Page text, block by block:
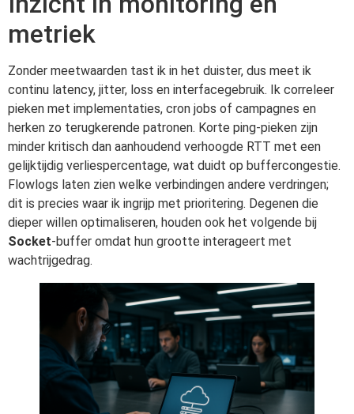
metriek
Zonder meetwaarden tast ik in het duister, dus meet ik
continu latency, jitter, loss en interfacegebruik. Ik correleer
pieken met implementaties, cron jobs of campagnes en
herken zo terugkerende patronen. Korte ping-pieken zijn
minder kritisch dan aanhoudend verhoogde RTT met een
gelijktijdig verliespercentage, wat duidt op buffercongestie.
Flowlogs laten zien welke verbindingen andere verdringen;
dit is precies waar ik ingrijp met prioritering. Degenen die
dieper willen optimaliseren, houden ook het volgende bij
Socket-buffer omdat hun grootte interageert met
wachtrijgedrag.